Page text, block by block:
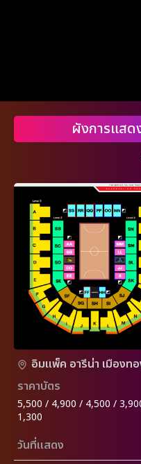
ผังการแสด
อิมแพ็ค อารีน่า เมืองท
ราคาบัตร
5,500 / 4,900 / 4,500 /
1,300
วันที่แสดง